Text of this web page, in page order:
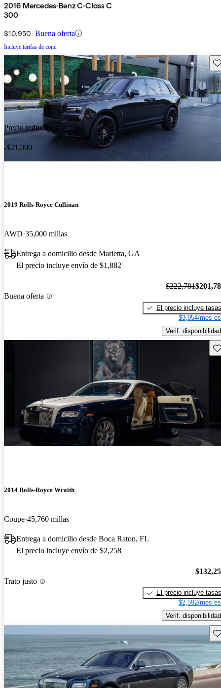
2016 Mercedes-Benz C-Class C
300
$10,950 Buena oferta
Incluye tarifas de conc.
Precio reducido
-$21,000
2019 Rolls-Royce Cullinan
AWD 35,000 millas
Entrega a domicilio desde Marietta, GA
El precio incluye envío de $1,882
Buena oferta
$222,781
El precio incluye tasas
$3,954/mes
Verif. disponibilidad
2014 Rolls-Royce Wraith
Coupe 45,760 millas
Entrega a domicilio desde Boca Raton, FL
El precio incluye envío de $2,258
Trato justo
El precio incluye tasas
$2,592/mes
Verif. disponibilidad